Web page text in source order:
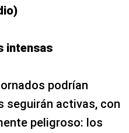
intensas
podrían
seguirán activas, con
peligroso: los